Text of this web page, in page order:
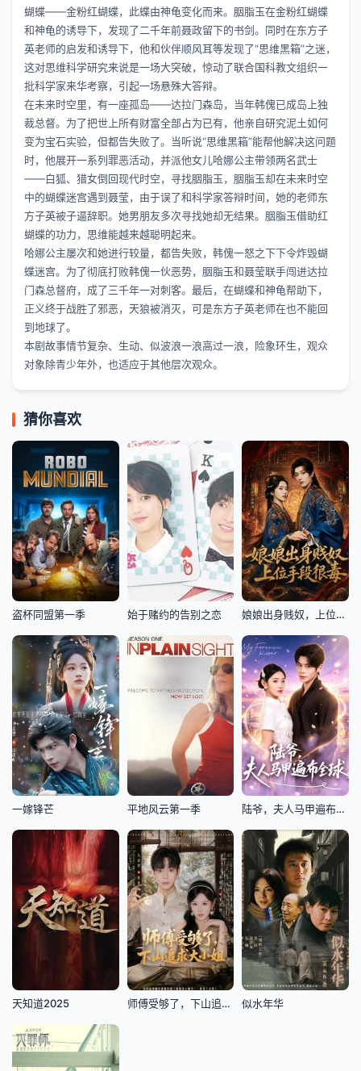
蝴蝶——金粉红蝴蝶，此蝶由神龟变化而来。胭脂玉在金粉红蝴蝶
和神龟的诱导下，发现了二千年前聂政留下的书剑。同时在东方子
英老师的启发和诱导下，他和伙伴顺风耳等发现了“思维黑箱”之迷，
这对思维科学研究来说是一场大突破，惊动了联合国科教文组织一
批科学家来华考察，引起一场悬殊大答辩。
在未来时空里，有一座孤岛——达拉门森岛，当年韩傀已成岛上独
裁总督。为了把世上所有财富全部占为已有，他亲自研究泥土如何
变为宝石实验，但都告失败了。当听说“思维黑箱”能帮他解决这问题
时，他展开一系列罪恶活动，并派他女儿哈娜公主带领两名武士
——白狐、猎女倒回现代时空，寻找胭脂玉，胭脂玉却在未来时空
中的蝴蝶迷宫遇到聂莹，由于误了和科学家答辩时间，她的老师东
方子英被子逼辞职。她男朋友多次寻找她却无结果。胭脂玉借助红
蝴蝶的功力，思维能越来越聪明起来。
哈娜公主屡次和她进行较量，都告失败，韩傀一怒之下下令炸毁蝴
蝶迷宫。为了彻底打败韩傀一伙恶势，胭脂玉和聂莹联手闯进达拉
门森总督府，成了三千年一对刺客。最后，在蝴蝶和神龟帮助下，
正义终于战胜了邪恶，天狼被消灭，可是东方子英老师在也不能回
到地球了。
本剧故事情节复杂、生动、似波浪一浪高过一浪，险象环生，观众
对象除青少年外，也适应于其他层次观众。
猜你喜欢
盗杯同盟第一季 始于赌约的告别之恋 娘娘出身贱奴，上位手段很毒
一嫁锋芒 平地风云第一季 陆爷，夫人马甲遍布全球
天知道2025 师傅受够了，下山追求大小姐 似水年华